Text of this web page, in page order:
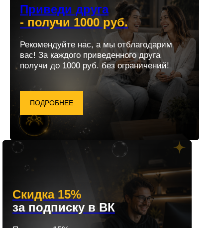
Приведи друга
- получи 1000 руб.
Рекомендуйте нас, а мы отблагодарим
вас! За каждого приведенного друга
получи до 1000 руб. без ограничений!
ПОДРОБНЕЕ
Скидка 15%
за подписку в ВК